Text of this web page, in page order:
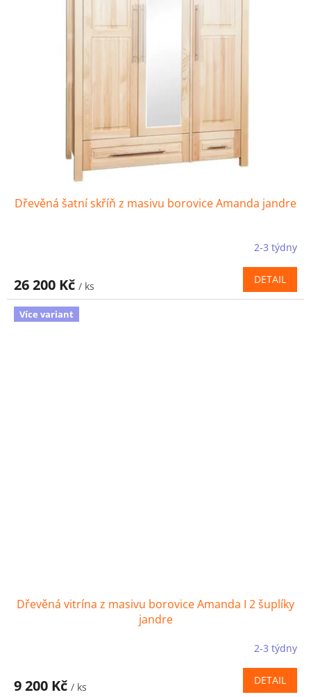
Dřevěná šatní skříň z masivu borovice Amanda jandre
2-3 týdny
26 200 Kč / ks
DETAIL
Více variant
Dřevěná vitrína z masivu borovice Amanda I 2 šuplíky
jandre
2-3 týdny
9 200 Kč / ks
DETAIL